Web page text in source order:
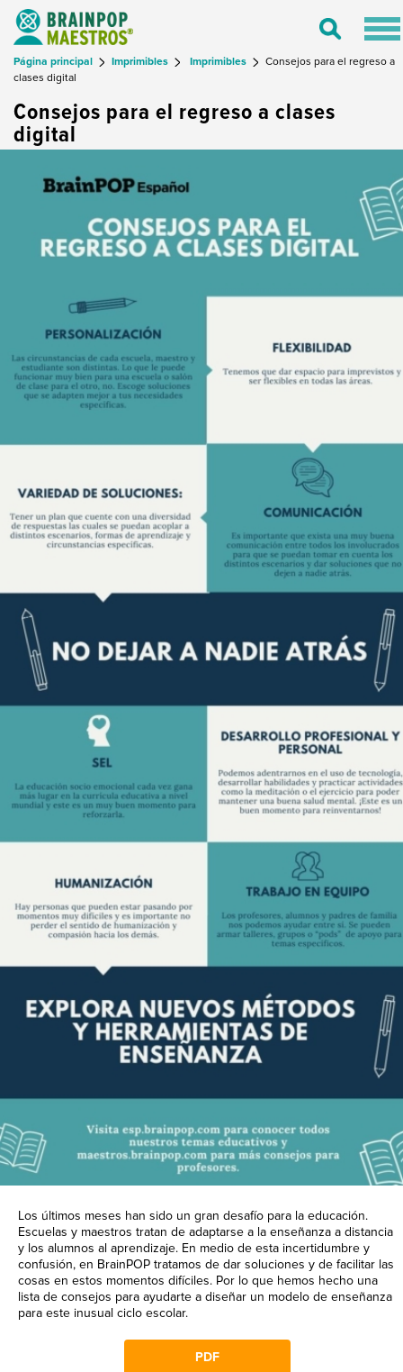
Toggle
Página principal Imprimibles Imprimibles
Consejos para el regreso a
clases digital
Consejos para el regreso a clases
digital
Los últimos meses han sido un gran desafío para la educación.
Escuelas y maestros tratan de adaptarse a la enseñanza a distancia
y los alumnos al aprendizaje. En medio de esta incertidumbre y
confusión, en BrainPOP tratamos de dar soluciones y de facilitar las
cosas en estos momentos difíciles. Por lo que hemos hecho una
lista de consejos para ayudarte a diseñar un modelo de enseñanza
para este inusual ciclo escolar.
PDF